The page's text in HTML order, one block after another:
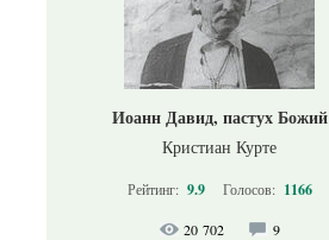
Иоанн Давид, пастух Божий
Кристиан Курте
Рейтинг: 9.9 Голосов: 1166
20 702 9